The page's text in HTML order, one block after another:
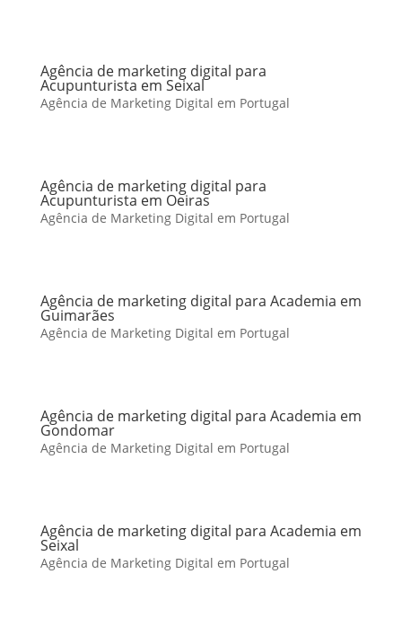
Agência de marketing digital para
Acupunturista em Seixal
Agência de Marketing Digital em Portugal
Agência de marketing digital para
Acupunturista em Oeiras
Agência de Marketing Digital em Portugal
Agência de marketing digital para Academia em
Guimarães
Agência de Marketing Digital em Portugal
Agência de marketing digital para Academia em
Gondomar
Agência de Marketing Digital em Portugal
Agência de marketing digital para Academia em
Seixal
Agência de Marketing Digital em Portugal